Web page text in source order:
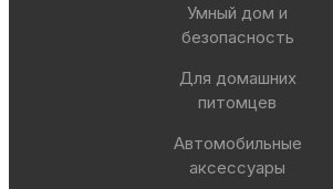
Умный дом и
безопасность
Для домашних
питомцев
Автомобильные
аксессуары